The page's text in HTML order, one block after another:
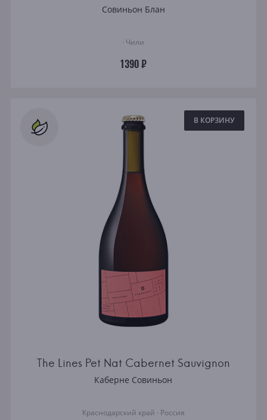
Совиньон Блан
· Чили
1390 ₽
В КОРЗИНУ
The Lines Pet Nat Cabernet Sauvignon
Каберне Совиньон
Краснодарский край · Россия